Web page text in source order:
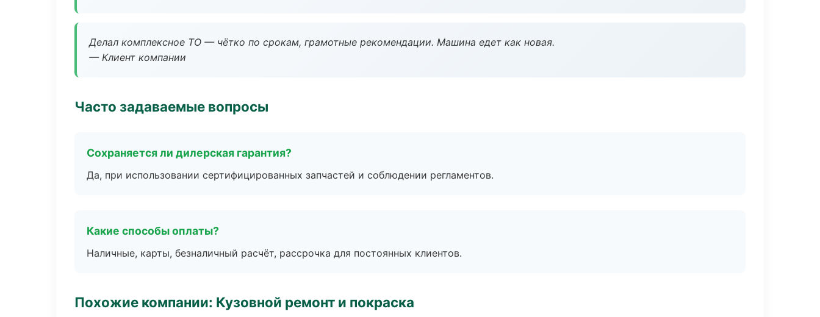
Делал комплексное ТО — чётко по срокам, грамотные рекомендации. Машина едет как новая.
— Клиент компании
Часто задаваемые вопросы
Сохраняется ли дилерская гарантия?
Да, при использовании сертифицированных запчастей и соблюдении регламентов.
Какие способы оплаты?
Наличные, карты, безналичный расчёт, рассрочка для постоянных клиентов.
Похожие компании: Кузовной ремонт и покраска